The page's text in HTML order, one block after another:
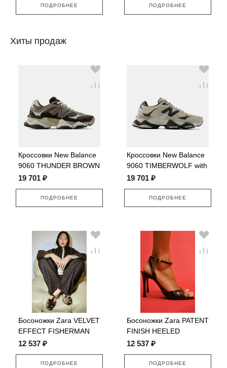
ПОДРОБНЕЕ ПОДРОБНЕЕ
Хиты продаж
Кроссовки New Balance
9060 THUNDER BROWN
with BLACK COFFEE
19 701 ₽
ПОДРОБНЕЕ
Кроссовки New Balance
9060 TIMBERWOLF with
BLACK CEMENT
19 701 ₽
ПОДРОБНЕЕ
Босоножки Zara VELVET
EFFECT FISHERMAN
12 537 ₽
ПОДРОБНЕЕ
Босоножки Zara PATENT
FINISH HEELED
SANDALS
12 537 ₽
ПОДРОБНЕЕ